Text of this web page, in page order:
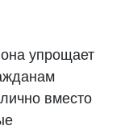
упрощает
вместо